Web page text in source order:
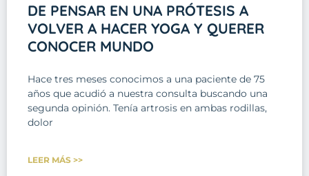
DE PENSAR EN UNA PRÓTESIS A
VOLVER A HACER YOGA Y QUERER
CONOCER MUNDO
Hace tres meses conocimos a una paciente de 75
años que acudió a nuestra consulta buscando una
segunda opinión. Tenía artrosis en ambas rodillas,
dolor
LEER MÁS >>